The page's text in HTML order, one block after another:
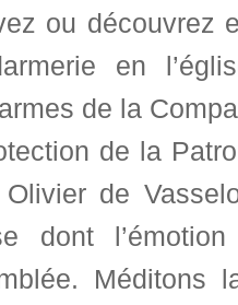
ou découvrez
en
de la
de la
Olivier de
dont